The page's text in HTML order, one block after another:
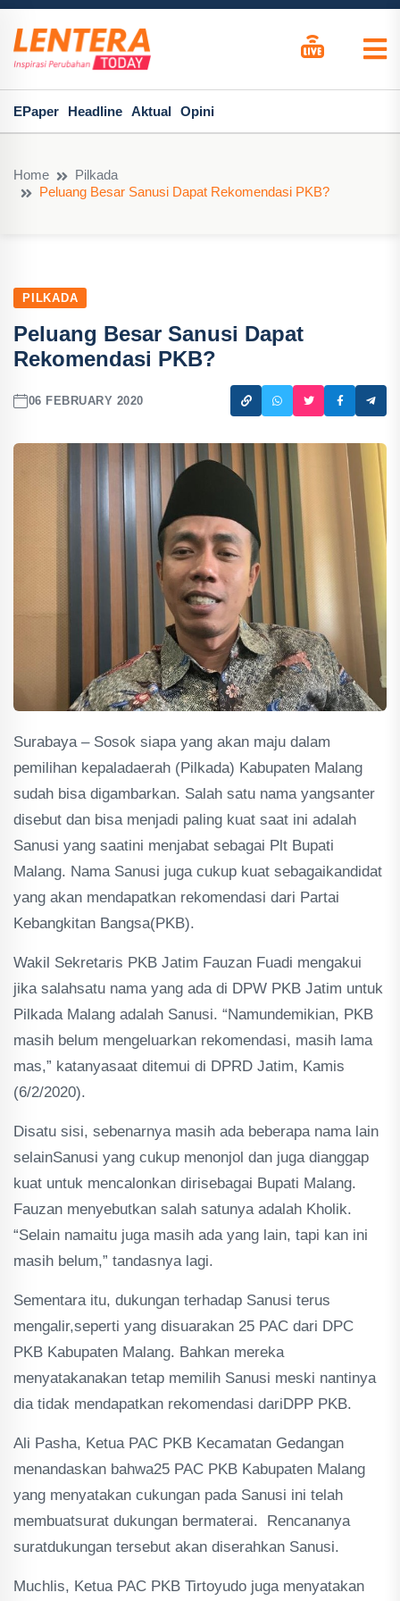
EPaper Headline Aktual Opini
Home
Pilkada
Peluang Besar Sanusi Dapat Rekomendasi PKB?
PILKADA
Peluang Besar Sanusi Dapat
Rekomendasi PKB?
06 FEBRUARY 2020
Surabaya – Sosok siapa yang akan maju dalam
pemilihan kepaladaerah (Pilkada) Kabupaten Malang
sudah bisa digambarkan. Salah satu nama yangsanter
disebut dan bisa menjadi paling kuat saat ini adalah
Sanusi yang saatini menjabat sebagai Plt Bupati
Malang. Nama Sanusi juga cukup kuat sebagaikandidat
yang akan mendapatkan rekomendasi dari Partai
Kebangkitan Bangsa(PKB).
Wakil Sekretaris PKB Jatim Fauzan Fuadi mengakui
jika salahsatu nama yang ada di DPW PKB Jatim untuk
Pilkada Malang adalah Sanusi. “Namundemikian, PKB
masih belum mengeluarkan rekomendasi, masih lama
mas,” katanyasaat ditemui di DPRD Jatim, Kamis
(6/2/2020).
Disatu sisi, sebenarnya masih ada beberapa nama lain
selainSanusi yang cukup menonjol dan juga dianggap
kuat untuk mencalonkan dirisebagai Bupati Malang.
Fauzan menyebutkan salah satunya adalah Kholik.
“Selain namaitu juga masih ada yang lain, tapi kan ini
masih belum,” tandasnya lagi.
Sementara itu, dukungan terhadap Sanusi terus
mengalir,seperti yang disuarakan 25 PAC dari DPC
PKB Kabupaten Malang. Bahkan mereka
menyatakanakan tetap memilih Sanusi meski nantinya
dia tidak mendapatkan rekomendasi dariDPP PKB.
Ali Pasha, Ketua PAC PKB Kecamatan Gedangan
menandaskan bahwa25 PAC PKB Kabupaten Malang
yang menyatakan cukungan pada Sanusi ini telah
membuatsurat dukungan bermaterai. Rencananya
suratdukungan tersebut akan diserahkan Sanusi.
Muchlis, Ketua PAC PKB Tirtoyudo juga menyatakan